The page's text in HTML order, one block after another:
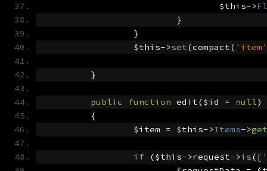
				$this
->
}
}
		$this
->set(compact( 'item'
}
public function edit($id = null)
{
		$item
= $this->Items->get
if ($this->request->is([